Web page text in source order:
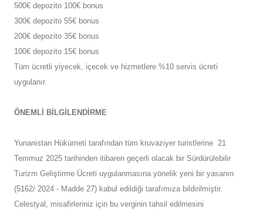
500€ depozito 100€ bonus
300€ depozito 55€ bonus
200€ depozito 35€ bonus
100€ depozito 15€ bonus
Tüm ücretli yiyecek, içecek ve hizmetlere %10 servis ücreti
uygulanır.
ÖNEMLİ BİLGİLENDİRME
Yunanistan Hükümeti tarafından tüm kruvaziyer turistlerine 21
Temmuz 2025 tarihinden itibaren geçerli olacak bir Sürdürülebilir
Turizm Geliştirme Ücreti uygulanmasına yönelik yeni bir yasanın
(5162/ 2024 - Madde 27) kabul edildiği tarafımıza bildirilmiştir.
Celestyal, misafirleriniz için bu verginin tahsil edilmesini